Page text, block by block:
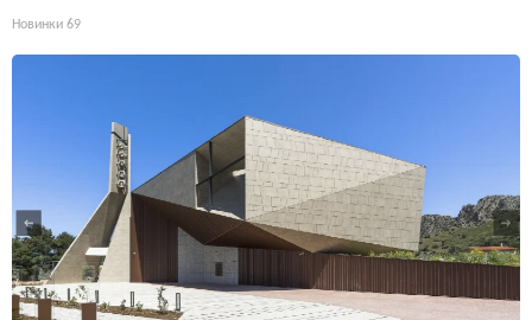
Новинки 69